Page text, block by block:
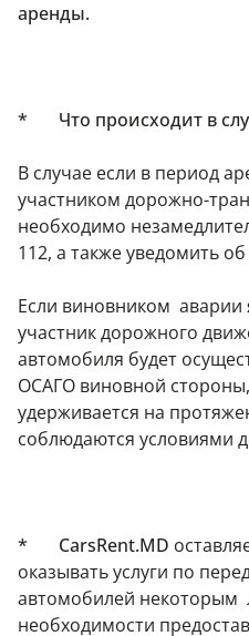
аренды.
* Что происходит в
В случае если в период
участником дорожно-
необходимо
112, а также уведомить
Если виновником аварии
участник дорожного
автомобиля будет
ОСАГО виновной
удерживается на
соблюдаются условиями
* CarsRent.MD
оказывать услуги по
автомобилей некоторым
необходимости